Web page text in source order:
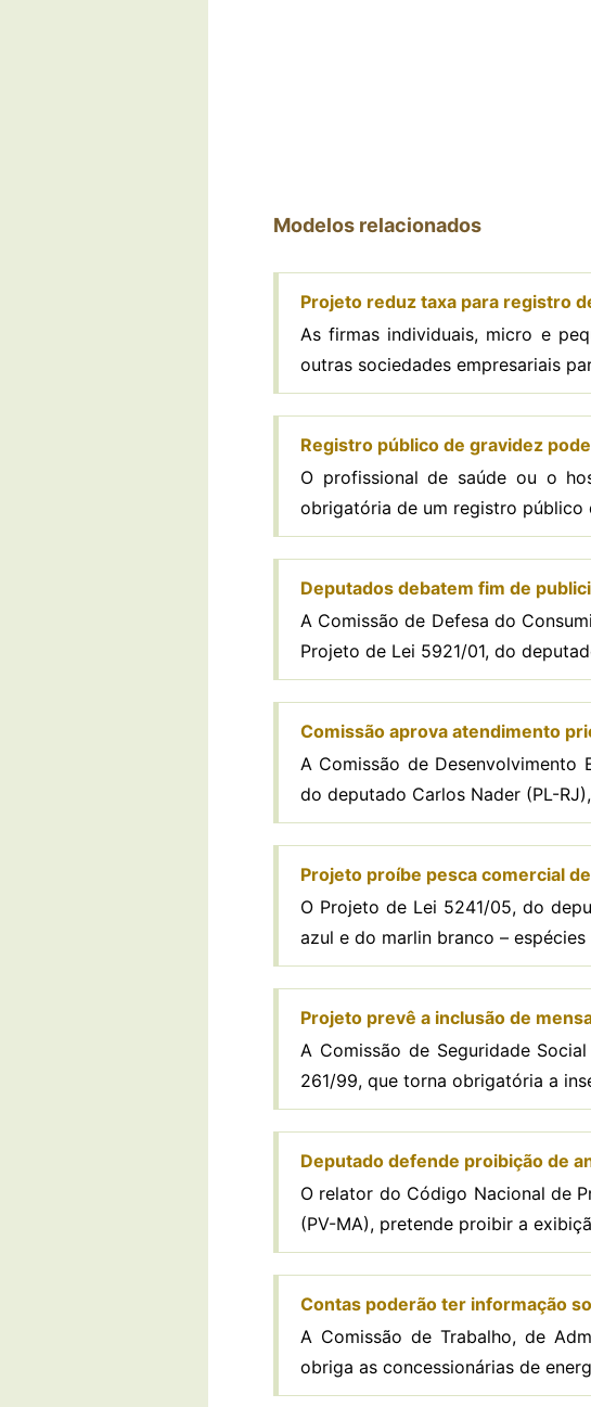
Modelos relacionados
Projeto reduz taxa para registro
As firmas individuais, micro e
outras sociedades empresariais
Registro público de gravidez
O profissional de saúde ou o
obrigatória de um registro público
Deputados debatem fim de
A Comissão de Defesa do
Projeto de Lei 5921/01, do
Comissão aprova atendimento
A Comissão de
do deputado Carlos Nader (PL-
Projeto proíbe pesca comercial
O Projeto de Lei 5241/05, do
azul e do marlin branco – espécies
Projeto prevê a inclusão de
A Comissão de Seguridade
261/99, que torna obrigatória a
Deputado defende proibição de
O relator do Código Nacional de
(PV-MA), pretende proibir a
Contas poderão ter informação
A Comissão de Trabalho, de
obriga as concessionárias de